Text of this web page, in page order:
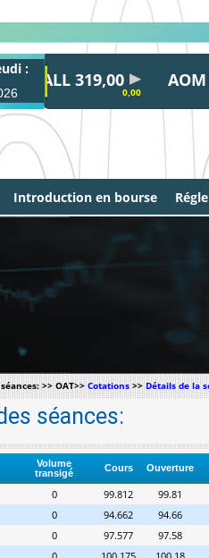
:
ALL 319,00 AOM
Introduction en bourse
>> OAT>>Cotations>>Détails de la
séances:
Volume
transigé
Cours Ouverture
0 99.812 99.81
0 94.662 94.66
0 97.577 97.58